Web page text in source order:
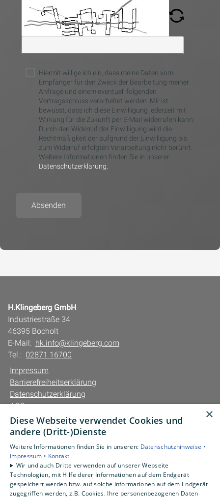
Hiermit willige ich ein, dass meine Daten vom
Empfänger für den Zweck der Bearbeitung meiner
Anfrage und einem eventuell folgenden
Vertragsschluss verarbeitet werden. Mir ist
bewusst, dass ich diese Einwilligung jederzeit mit
Wirkung für die Zukunft per E-Mail widerrufen kann.
Durch den Widerruf der Einwilligung wird die
Rechtmäßigkeit der aufgrund der Einwilligung bis
zum Widerruf erfolgten Verarbeitung nicht berührt.
Weitere Informationen finden Sie in unserer
Datenschutzerklärung.
Absenden
H.Klingeberg GmbH
Industriestraße 34
46395 Bocholt
E-Mail: hk.info@klingeberg.com
Tel.: 02871 16700
Impressum
Barrierefreiheitserklärung
Datenschutzerklärung
AGB
Unsere Bereiche
Gewerbekunden
Karriere
Unternehmen
Kontakt
×
Diese Webseite verwendet Cookies und
andere (Dritt-)Dienste
Weitere Informationen finden Sie in unseren: Datenschutzhinweise •
Impressum • Kontakt
Wir und auch Dritte verwenden auf unserer Webseite
Technologien, mit Hilfe derer Informationen auf dem Endgerät
gespeichert werden bzw. auf solche Informationen auf dem Endgerät
zugegriffen werden, z.B. Cookies. Ihre personenbezogenen Daten